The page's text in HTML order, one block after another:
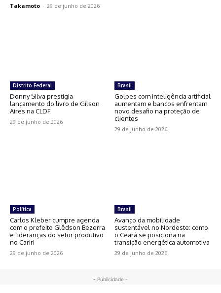
Takamoto - 29 de junho de 2026
Distrito Federal
Donny Silva prestigia
lançamento do livro de Gilson
Aires na CLDF
29 de junho de 2026
Brasil
Golpes com inteligência artificial
aumentam e bancos enfrentam
novo desafio na proteção de
clientes
29 de junho de 2026
Política
Carlos Kleber cumpre agenda
com o prefeito Glêdson Bezerra
e lideranças do setor produtivo
no Cariri
29 de junho de 2026
Brasil
Avanço da mobilidade
sustentável no Nordeste: como
o Ceará se posiciona na
transição energética automotiva
29 de junho de 2026
- Publicidade -